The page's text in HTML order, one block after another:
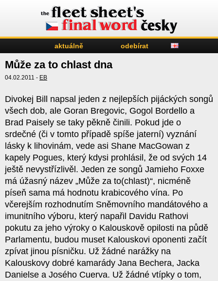
aktuálně odebírat
Může za to chlast dna
04.02.2011 - EB
Divokej Bill napsal jeden z nejlepších pijáckých songů
všech dob, ale Goran Bregovic, Gogol Bordello a
Brad Paisely se taky pěkně činili. Pokud jde o
srdečné (či v tomto případě spíše jaterní) vyznání
lásky k lihovinám, vede asi Shane MacGowan z
kapely Pogues, který kdysi prohlásil, že od svých 14
ještě nevystřízlivěl. Jeden ze songů Jamieho Foxxe
má úžasný název „Může za to(chlast)“, nicméně
píseň sama má hodnotu krabicového vína. Po
včerejším rozhodnutím Sněmovního mandátového a
imunitního výboru, který napařil Davidu Rathovi
pokutu za jeho výroky o Kalouskově opilosti na půdě
Parlamentu, budou muset Kalouskovi oponenti začít
zpívat jinou písničku. Už žádné narážky na
Kalouskovy dobré kamarády Jana Bechera, Jacka
Danielse a Josého Cuerva. Už žádné vtípky o tom,